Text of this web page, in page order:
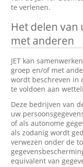
te verlenen.
Het delen van
met anderen
JET kan
groep en/of met
wordt beschreven in
te voldoen aan
Deze bedrijven van
uw
of als autonome
als zodanig wordt
verwezen onder de
equivalent van